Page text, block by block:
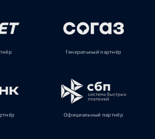
Генеральный партнёр
Официальный партнёр